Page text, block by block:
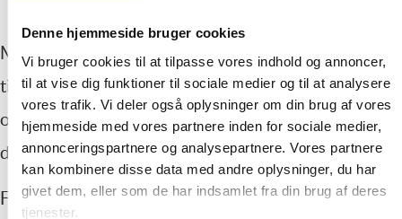
Denne hjemmeside bruger cookies
Vi bruger cookies til at tilpasse vores indhold og annoncer,
til at vise dig funktioner til sociale medier og til at analysere
vores trafik. Vi deler også oplysninger om din brug af vores
hjemmeside med vores partnere inden for sociale medier,
annonceringspartnere og analysepartnere. Vores partnere
kan kombinere disse data med andre oplysninger, du har
givet dem, eller som de har indsamlet fra din brug af deres
tjenester.
Med IT Tryghed får du hurtig og
nem adgang
til råd, vejledning oghjælp til alle udfordringer
og problemerder måtte dukke op på
din computer,tablet og smartphone.
Fuldstændig fri support til PC, tabletog